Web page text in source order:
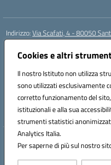
Cookies e altri
Il nostro Istituto non utilizza
sono utilizzati esclusivamente
corretto funzionamento del
istituzionali e alla sua
strumenti statistici
Analytics Italia.
Per saperne di più sul nostro
Indirizzo:Via Scafati, 4 - 80050
Centralino:
Posta elettronica certificata (PEC):
Codice fiscale: 90016250632
Codice meccanografico:
Codice Indice delle Pubbliche
Codice unico di fatturazione (CUF):
Hosting &
Concept &